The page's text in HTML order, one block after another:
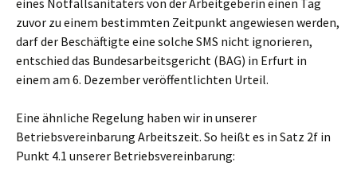
eines Notfallsanitäters von der Arbeitgeberin einen Tag
zuvor zu einem bestimmten Zeitpunkt angewiesen werden,
darf der Beschäftigte eine solche SMS nicht ignorieren,
entschied das Bundesarbeitsgericht (BAG) in Erfurt in
einem am 6. Dezember veröffentlichten Urteil.
Eine ähnliche Regelung haben wir in unserer
Betriebsvereinbarung Arbeitszeit. So heißt es in Satz 2f in
Punkt 4.1 unserer Betriebsvereinbarung: